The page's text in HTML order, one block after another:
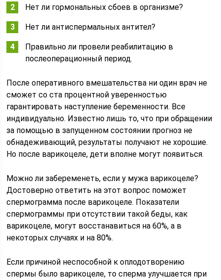
Нет ли гормональных сбоев в организме?
Нет ли антиспермальных антител?
Правильно ли провели реабилитацию в
послеоперационный период.
После оперативного вмешательства ни один врач не
сможет со ста процентной уверенностью
гарантировать наступление беременности. Все
индивидуально. Известно лишь то, что при обращении
за помощью в запущенном состоянии прогноз не
обнадеживающий, результаты получают не хорошие.
Но после варикоцеле, дети вполне могут появиться.
Можно ли забеременеть, если у мужа варикоцеле?
Достоверно ответить на этот вопрос поможет
спермограмма после варикоцеле. Показатели
спермограммы при отсутствии такой беды, как
варикоцеле, могут восстанавиться на 60%, а в
некоторых случаях и на 80%.
Если причиной неспособной к оплодотворению
спермы было варикоцеле, то сперма улучшается при